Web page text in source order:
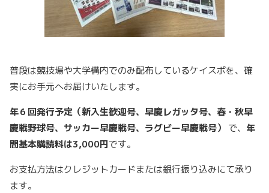
普段は競技場や大学構内でのみ配布しているケイスポを、確
実にお手元へお届けいたします。
年６回発行予定（新入生歓迎号、早慶レガッタ号、春・秋早
慶戦野球号、サッカー早慶戦号、ラグビー早慶戦号）
で、 年
間基本購読料は3,000円です。
お支払方法はクレジットカードまたは銀行振り込みにて承り
ます。